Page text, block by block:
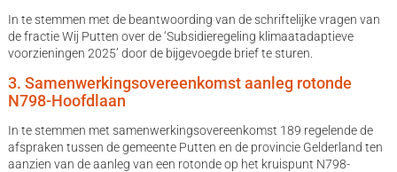
In te stemmen met de beantwoording van de schriftelijke vragen van
de fractie Wij Putten over de ‘Subsidieregeling klimaatadaptieve
voorzieningen 2025’ door de bijgevoegde brief te sturen.
3. Samenwerkingsovereenkomst aanleg rotonde
N798-Hoofdlaan
In te stemmen met samenwerkingsovereenkomst 189 regelende de
afspraken tussen de gemeente Putten en de provincie Gelderland ten
aanzien van de aanleg van een rotonde op het kruispunt N798-